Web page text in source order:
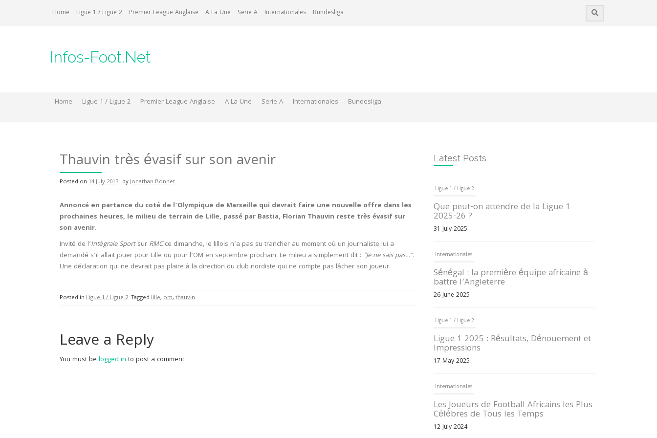
Home Ligue 1 / Ligue 2 Premier League Anglaise A La Une Serie A Internationales Bundesliga
Infos-Foot.Net
Home Ligue 1 / Ligue 2 Premier League Anglaise A La Une Serie A Internationales Bundesliga
Thauvin très évasif sur son avenir
Posted on 14 July 2013 byJonathan Bonnet
Annoncé en partance du coté de l’Olympique de Marseille qui devrait faire une nouvelle offre dans les
prochaines heures, le milieu de terrain de Lille, passé par Bastia, Florian Thauvin reste très évasif sur
son avenir.
Invité de l’Intégrale Sportsur RMCce dimanche, le lillois n’a pas su trancher au moment où un journaliste lui a
demandé s’il allait jouer pour Lille ou pour l’OM en septembre prochain. Le milieu a simplement dit : “Je ne sais pas…“.
Une déclaration qui ne devrait pas plaire à la direction du club nordiste qui ne compte pas lâcher son joueur.
Posted in Ligue 1 / Ligue 2 Tagged lille, om, thauvin
Leave a Reply
You must be logged in to post a comment.
Latest Posts
Ligue 1 / Ligue 2
Que peut-on attendre de la Ligue 1
2025-26 ?
31 July 2025
Internationales
Sénégal : la première équipe africaine à
battre l’Angleterre
26 June 2025
Ligue 1 / Ligue 2
Ligue 1 2025 : Résultats, Dénouement et
Impressions
17 May 2025
Internationales
Les Joueurs de Football Africains les Plus
Célèbres de Tous les Temps
12 July 2024